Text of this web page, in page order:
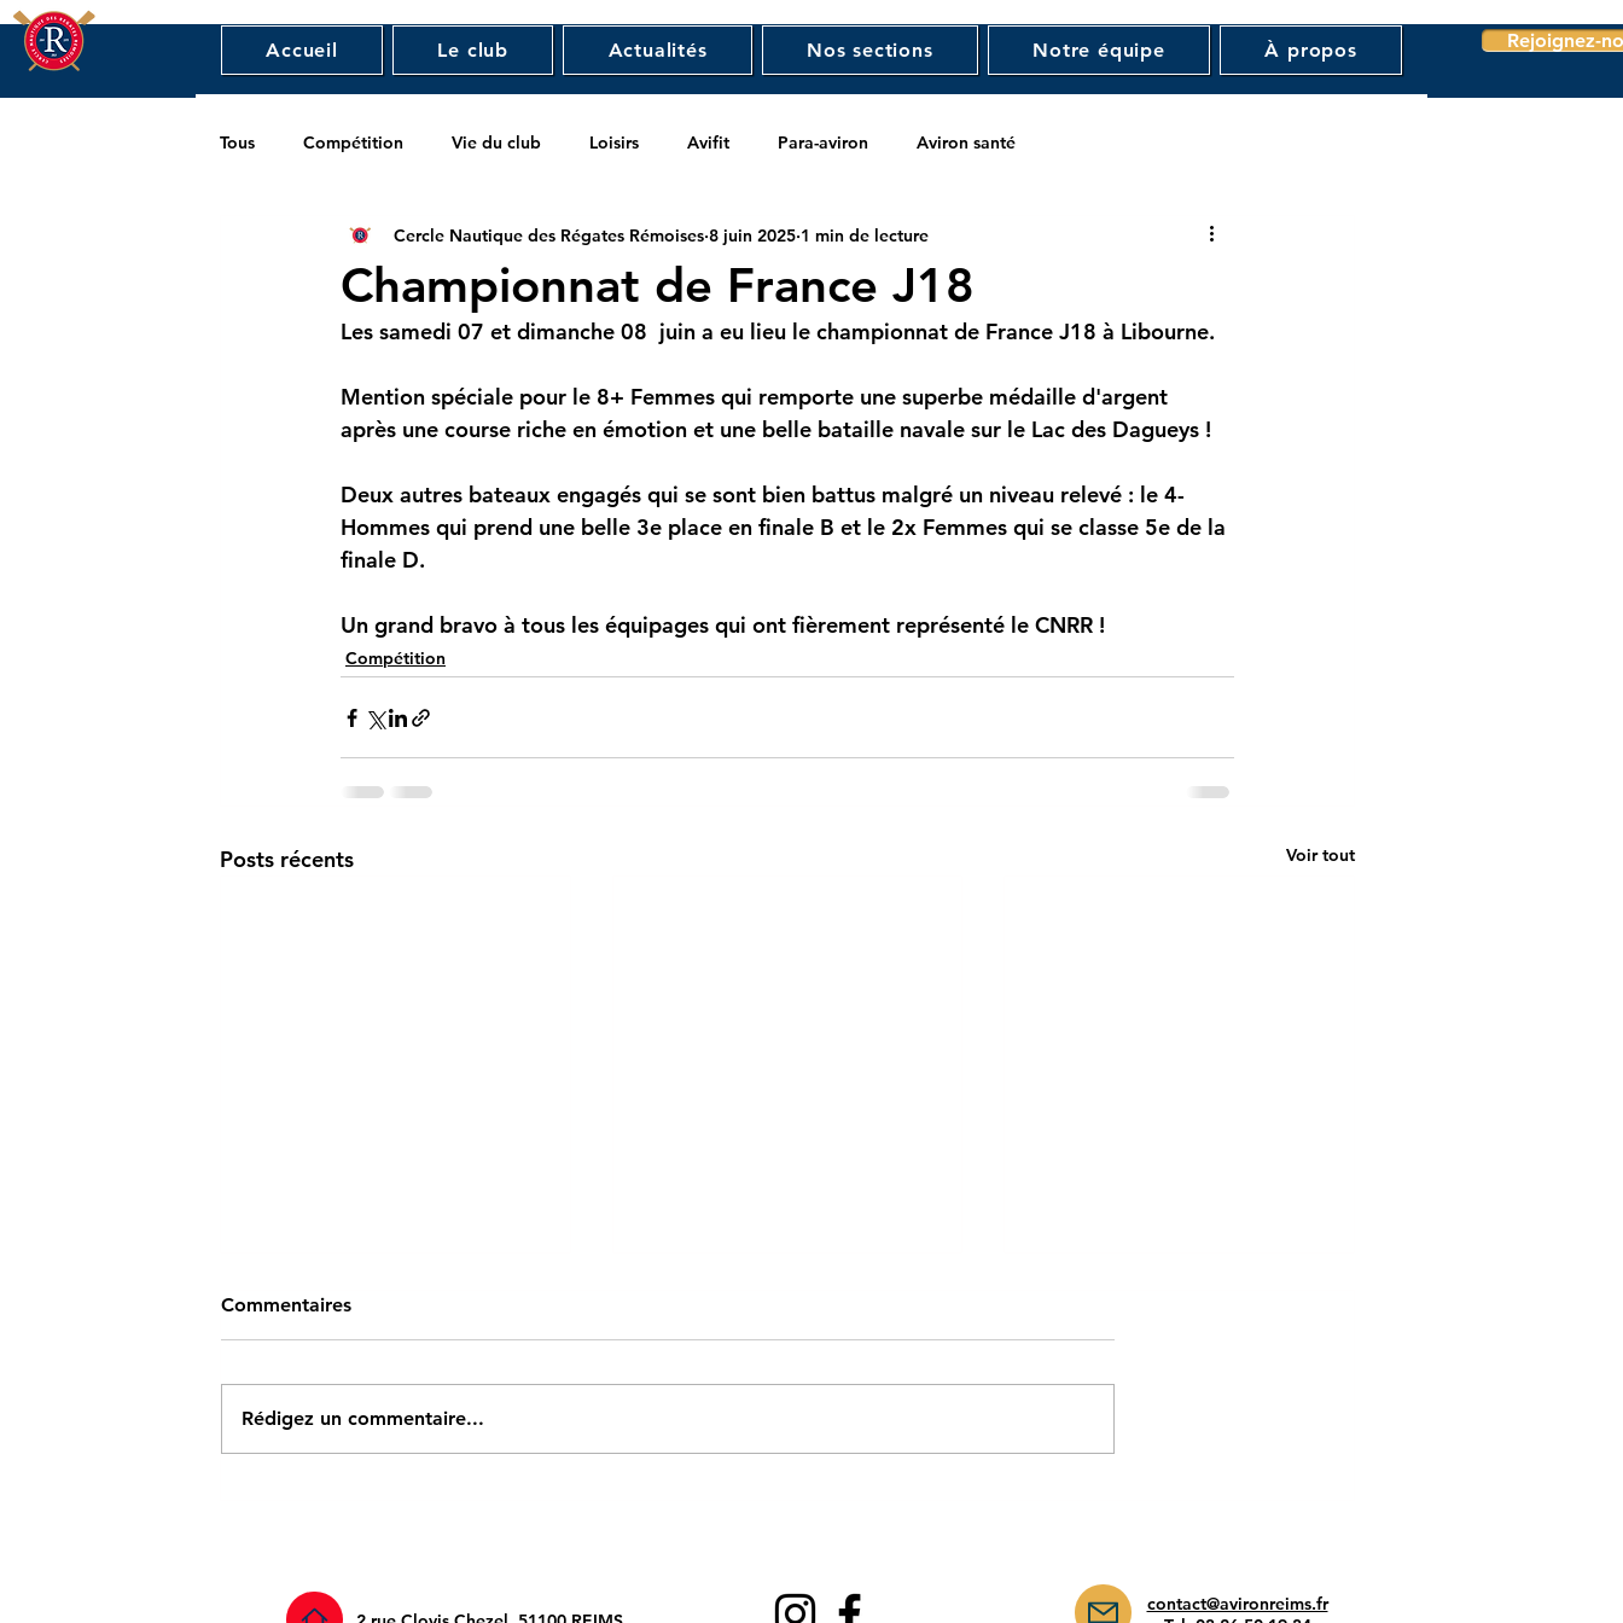
Accueil Le club Actualités Nos sections Notre équipe À propos Rejoignez-
Tous Compétition Vie du club Loisirs Avifit Para-aviron Aviron santé
Championnat de France J18
Cercle Nautique des Régates Rémoises 8 juin 2025 1 min de lecture
Les samedi 07 et dimanche 08  juin a eu lieu le championnat de France J18 à Libourne.
Mention spéciale pour le 8+ Femmes qui remporte une superbe médaille d'argent
après une course riche en émotion et une belle bataille navale sur le Lac des Dagueys !
Deux autres bateaux engagés qui se sont bien battus malgré un niveau relevé : le 4-
Hommes qui prend une belle 3e place en finale B et le 2x Femmes qui se classe 5e de la
finale D.
Un grand bravo à tous les équipages qui ont fièrement représenté le CNRR !
Compétition
Posts récents Voir tout
Tête de rivière de Toul
Commentaires
Rédigez un commentaire...
contact@avironreims.fr